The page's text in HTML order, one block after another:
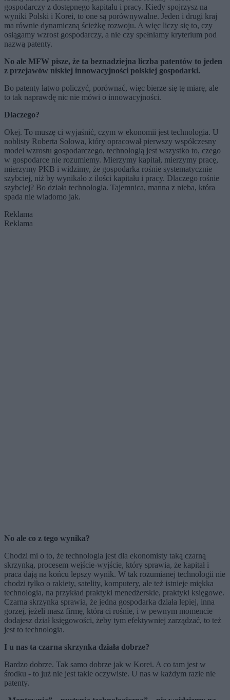
gospodarczy z dostępnego kapitału i pracy. Kiedy spojrzysz na
wyniki Polski i Korei, to one są porównywalne. Jeden i drugi kraj
ma równie dynamiczną ścieżkę rozwoju. A więc liczy się to, czy
osiągamy wzrost gospodarczy, a nie czy spełniamy kryterium pod
nazwą patenty.
No ale MFW pisze, że ta beznadziejna liczba patentów to jeden
z przejawów niskiej innowacyjności polskiej gospodarki.
Bo patenty łatwo policzyć, porównać, więc bierze się tę miarę, ale
to tak naprawdę nic nie mówi o innowacyjności.
Dlaczego?
Okej. To muszę ci wyjaśnić, czym w ekonomii jest technologia. U
noblisty Roberta Solowa, który opracował pierwszy współczesny
model wzrostu gospodarczego, technologią jest wszystko to, czego
w gospodarce nie rozumiemy. Mierzymy kapitał, mierzymy pracę,
mierzymy PKB i widzimy, że gospodarka rośnie systematycznie
szybciej, niż by wynikało z ilości kapitału i pracy. Dlaczego rośnie
szybciej? Bo działa technologia. Tajemnica, manna z nieba, która
spada nie wiadomo jak.
Reklama
Reklama
No ale co z tego wynika?
Chodzi mi o to, że technologia jest dla ekonomisty taką czarną
skrzynką, procesem wejście-wyjście, który sprawia, że kapitał i
praca dają na końcu lepszy wynik. W tak rozumianej technologii nie
chodzi tylko o rakiety, satelity, komputery, ale też istnieje miękka
technologia, na przykład praktyki menedżerskie, praktyki księgowe.
Czarna skrzynka sprawia, że jedna gospodarka działa lepiej, inna
gorzej, jeżeli masz firmę, która ci rośnie, i w pewnym momencie
dodajesz dział księgowości, żeby tym efektywniej zarządzać, to też
jest to technologia.
I u nas ta czarna skrzynka działa dobrze?
Bardzo dobrze. Tak samo dobrze jak w Korei. A co tam jest w
środku - to już nie jest takie oczywiste. U nas w każdym razie nie
patenty.